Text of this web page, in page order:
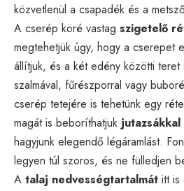
közvetlenül a csapadék és a
A cserép köré vastag szigetelő
megtehetjük úgy, hogy a cserepet
állítjuk, és a két edény közötti teret
szalmával, fűrészporral vagy
cserép tetejére is tehetünk egy
magát is beboríthatjuk jutazsákkal
hagyjunk elegendő légáramlást.
legyen túl szoros, és ne fülledjen
A talaj nedvességtartalmát itt is